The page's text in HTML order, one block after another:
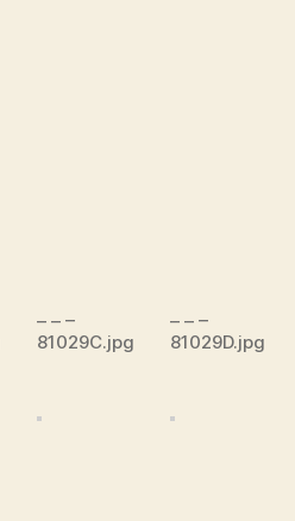
– – –
81029C.jpg
– – –
81029D.jpg